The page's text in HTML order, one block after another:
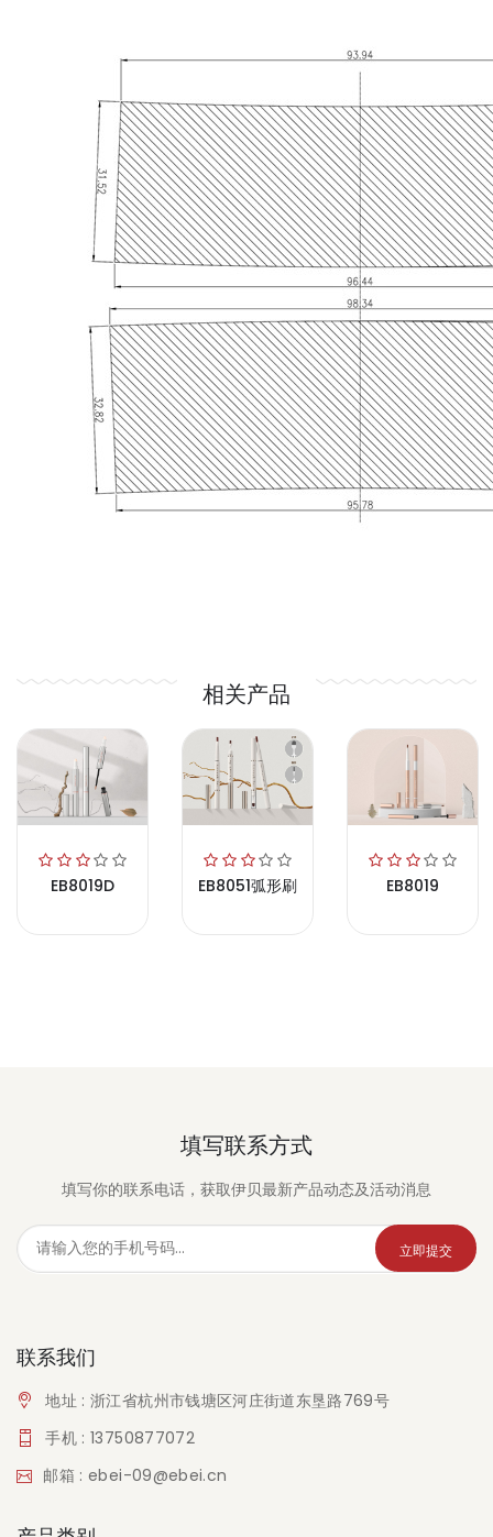
相关产品
EB8019D EB8051弧形刷 EB8019
填写联系方式
填写你的联系电话，获取伊贝最新产品动态及活动消息
立即提交
联系我们
地址 : 浙江省杭州市钱塘区河庄街道东垦路769号
手机 : 13750877072
邮箱 : ebei-09@ebei.cn